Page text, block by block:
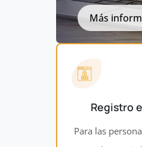
Más
Registro
Para las